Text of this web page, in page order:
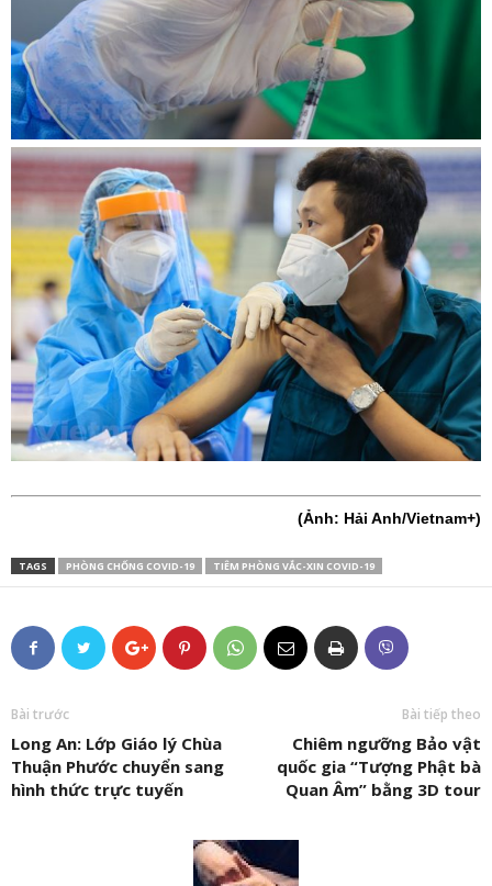
(Ảnh: Hải Anh/Vietnam+)
TAGS PHÒNG CHỐNG COVID-19 TIÊM PHÒNG VẮC-XIN COVID-19
Bài trước
Long An: Lớp Giáo lý Chùa
Thuận Phước chuyển sang
hình thức trực tuyến
Bài tiếp theo
Chiêm ngưỡng Bảo vật
quốc gia “Tượng Phật bà
Quan Âm” bằng 3D tour